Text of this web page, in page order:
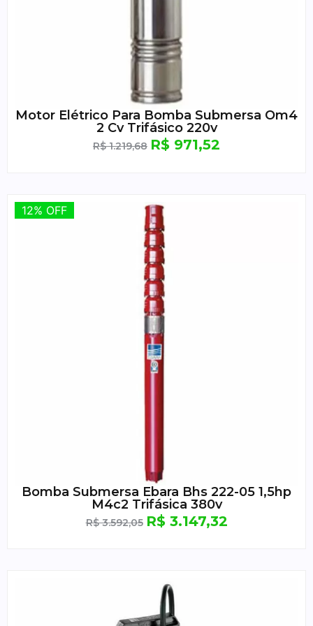
Motor Elétrico Para Bomba Submersa Om4
2 Cv Trifásico 220v
R$1.219,68 R$ 971,52
12% OFF
12% OFF
Bomba Submersa Ebara Bhs 222-05 1,5hp
M4c2 Trifásica 380v
R$3.592,05 R$3.147,32